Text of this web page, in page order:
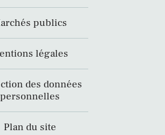
publics
légales
des données
personnelles
Plan du site